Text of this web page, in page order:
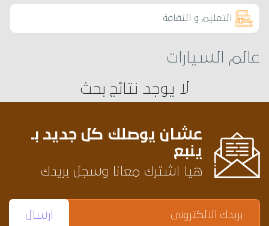
التعليم و الثقافة
عالم السيارات
لا يوجد نتائج بحث
عشان يوصلك كل جديد بـ
ينبع
هيا اشترك معانا وسجل بريدك